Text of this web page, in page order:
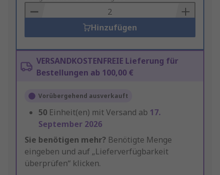
Basket
Hinzufügen
VERSANDKOSTENFREIE Lieferung für
Bestellungen ab 100,00 €
Vorübergehend ausverkauft
50 Einheit(en) mit Versand ab 17.
September 2026
Sie benötigen mehr? Benötigte Menge
eingeben und auf „Lieferverfügbarkeit
überprüfen“ klicken.